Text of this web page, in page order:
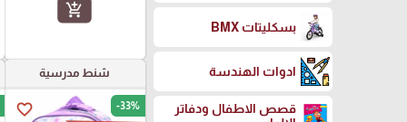
بسكليتات BMX
ادوات الهندسة
قصص الاطفال ودفاتر
add_shopping_cart
شنط مدرسية
favorite_border -33%